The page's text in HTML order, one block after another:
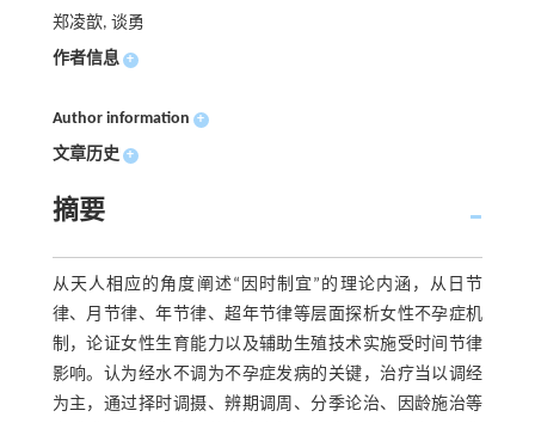
郑凌歆, 谈勇
作者信息 +
Author information +
文章历史 +
摘要
从天人相应的角度阐述“因时制宜”的理论内涵，从日节
律、月节律、年节律、超年节律等层面探析女性不孕症机
制，论证女性生育能力以及辅助生殖技术实施受时间节律
影响。认为经水不调为不孕症发病的关键，治疗当以调经
为主，通过择时调摄、辨期调周、分季论治、因龄施治等